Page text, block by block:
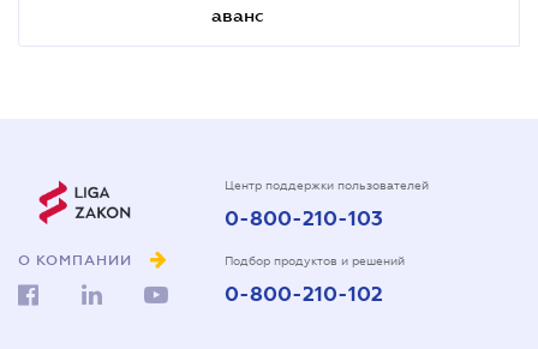
аванс
О КОМПАНИИ
Центр поддержки пользователей
0-800-210-103
Подбор продуктов и решений
0-800-210-102